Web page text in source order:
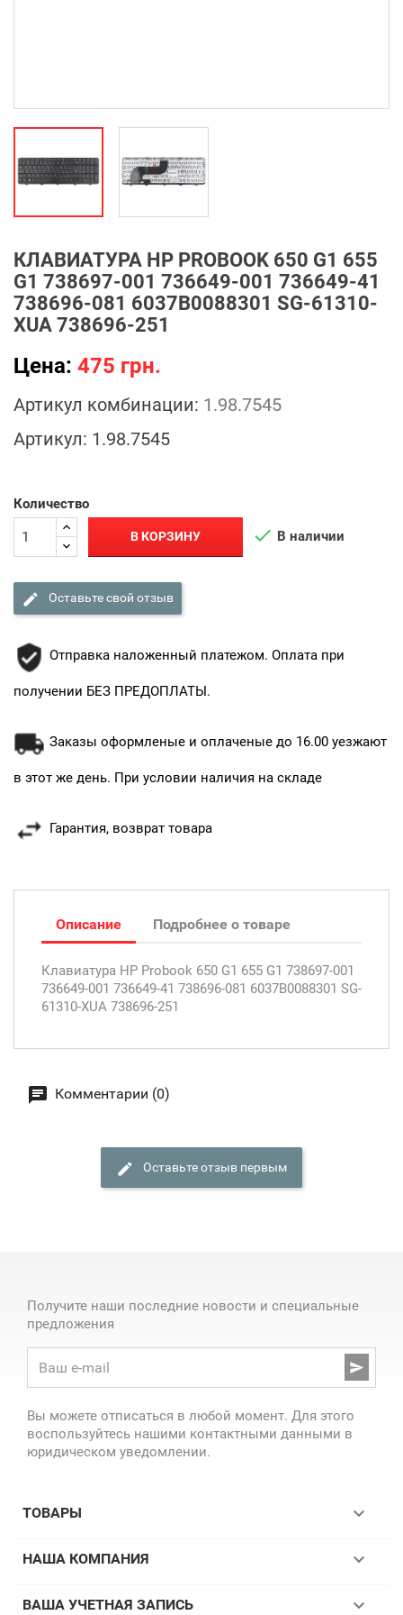
КЛАВИАТУРА HP PROBOOK 650 G1 655
G1 738697-001 736649-001 736649-41
738696-081 6037B0088301 SG-61310-
XUA 738696-251
Цена: 475 грн.
Артикул комбинации: 1.98.7545
Артикул: 1.98.7545
Количество
В КОРЗИНУ  В наличии
Оставьте свой отзыв
Отправка наложенный платежом. Оплата при
получении БЕЗ ПРЕДОПЛАТЫ.
Заказы оформленые и оплаченые до 16.00 уезжают
в этот же день. При условии наличия на складе
Гарантия, возврат товара
Описание Подробнее о товаре
Клавиатура HP Probook 650 G1 655 G1 738697-001
736649-001 736649-41 738696-081 6037B0088301 SG-
61310-XUA 738696-251
Комментарии (0)
Оставьте отзыв первым
Получите наши последние новости и специальные
предложения

Вы можете отписаться в любой момент. Для этого
воспользуйтесь нашими контактными данными в
юридическом уведомлении.
ТОВАРЫ 
НАША КОМПАНИЯ 
ВАША УЧЕТНАЯ ЗАПИСЬ 